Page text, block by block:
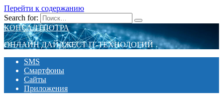
Перейти к содержанию
Search for:
КОНСАЛТПОТРА
ОНЛАЙН ДАЙДЖЕСТ IT-ТЕХНОЛОГИЙ
SMS
Смартфоны
Сайты
Приложения